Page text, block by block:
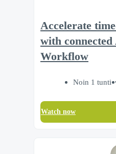
Accelerate
with
Workflow
Noin 1 tunti
Watch now